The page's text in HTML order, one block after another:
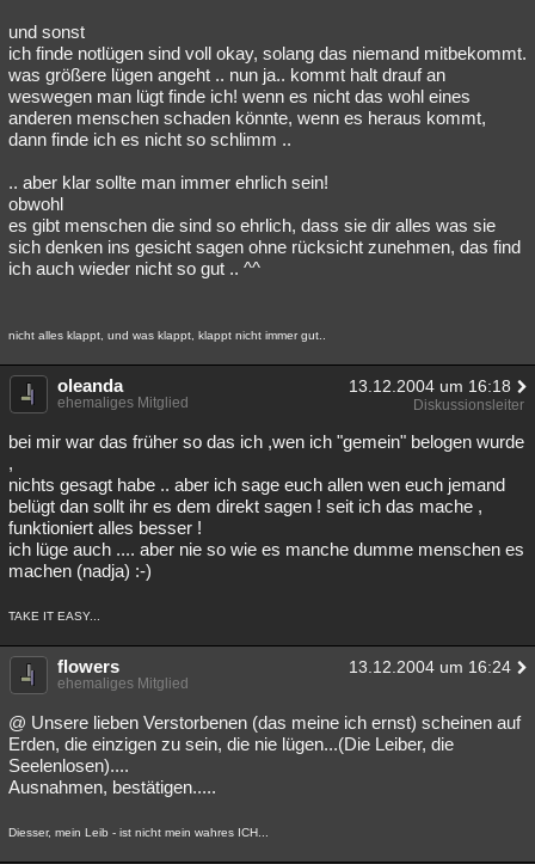
und sonst
ich finde notlügen sind voll okay, solang das niemand mitbekommt.
was größere lügen angeht .. nun ja.. kommt halt drauf an
weswegen man lügt finde ich! wenn es nicht das wohl eines
anderen menschen schaden könnte, wenn es heraus kommt,
dann finde ich es nicht so schlimm ..
.. aber klar sollte man immer ehrlich sein!
obwohl
es gibt menschen die sind so ehrlich, dass sie dir alles was sie
sich denken ins gesicht sagen ohne rücksicht zunehmen, das find
ich auch wieder nicht so gut .. ^^
nicht alles klappt, und was klappt, klappt nicht immer gut..
oleanda 13.12.2004 um 16:18
ehemaliges Mitglied Diskussionsleiter
bei mir war das früher so das ich ,wen ich "gemein" belogen wurde
,
nichts gesagt habe .. aber ich sage euch allen wen euch jemand
belügt dan sollt ihr es dem direkt sagen ! seit ich das mache ,
funktioniert alles besser !
ich lüge auch .... aber nie so wie es manche dumme menschen es
machen (nadja) :-)
TAKE IT EASY...
flowers 13.12.2004 um 16:24
ehemaliges Mitglied
@ Unsere lieben Verstorbenen (das meine ich ernst) scheinen auf
Erden, die einzigen zu sein, die nie lügen...(Die Leiber, die
Seelenlosen)....
Ausnahmen, bestätigen.....
Diesser, mein Leib - ist nicht mein wahres ICH...